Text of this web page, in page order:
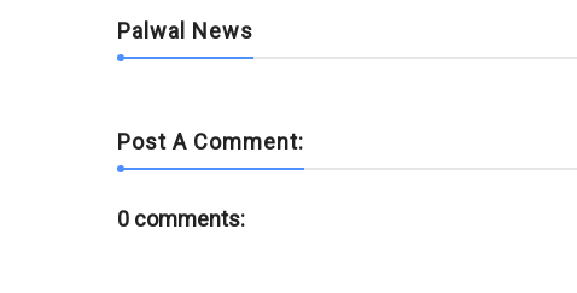
Palwal News
Post A Comment:
0 comments: